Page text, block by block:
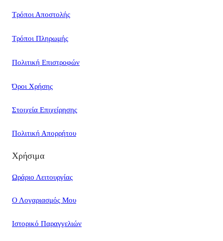
Τρόποι Αποστολής
Τρόποι Πληρωμής
Πολιτική Επιστροφών
Όροι Χρήσης
Στοιχεία Επιχείρησης
Πολιτική Απορρήτου
Χρήσιμα
Ωράριο Λειτουργίας
Ο Λογαριασμός Μου
Ιστορικό Παραγγελιών